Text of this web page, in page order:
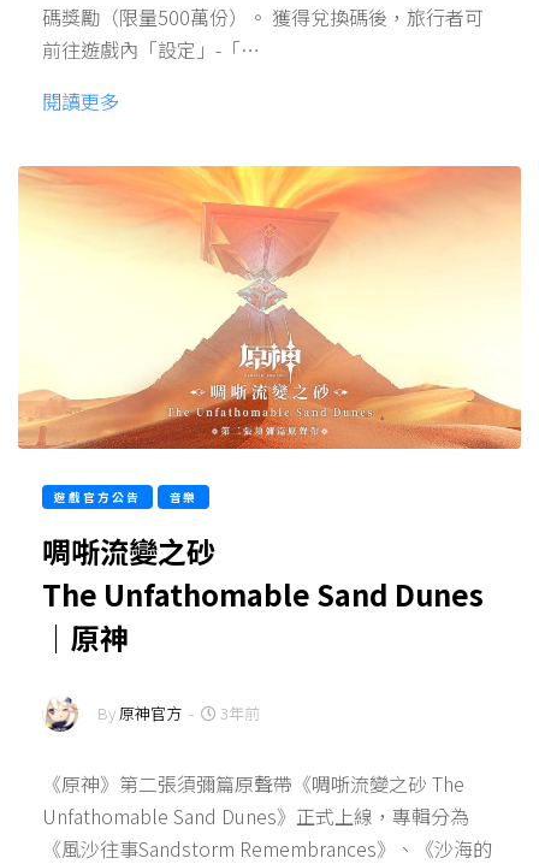
碼獎勵（限量500萬份）。 獲得兌換碼後，旅行者可
前往遊戲內「設定」-「…
閱讀更多
遊戲官方公告 音樂
啁哳流變之砂
The Unfathomable Sand Dunes
｜原神
By 原神官方 - 3年前
《原神》第二張須彌篇原聲帶《啁哳流變之砂 The
Unfathomable Sand Dunes》正式上線，專輯分為
《風沙往事Sandstorm Remembrances》、《沙海的